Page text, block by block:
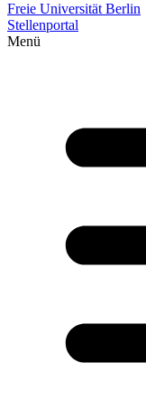
Freie Universität Berlin
Stellenportal
Menü